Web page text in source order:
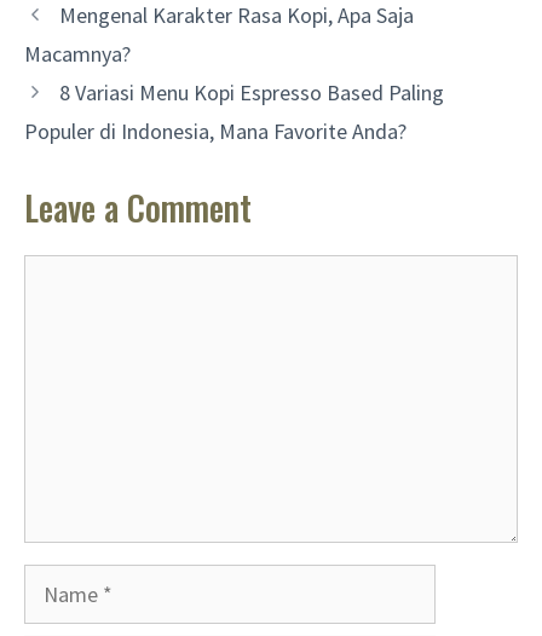
Mengenal Karakter Rasa Kopi, Apa Saja
Macamnya?
8 Variasi Menu Kopi Espresso Based Paling
Populer di Indonesia, Mana Favorite Anda?
Leave a Comment